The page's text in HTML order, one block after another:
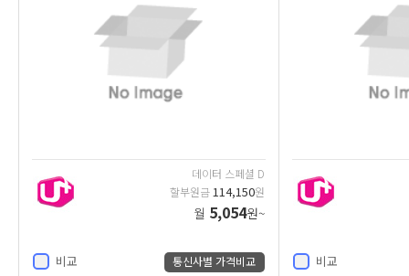
데이터 스페셜 D
할부원금114,150원
월 5,054원~
비교 통신사별 가격비교 비교